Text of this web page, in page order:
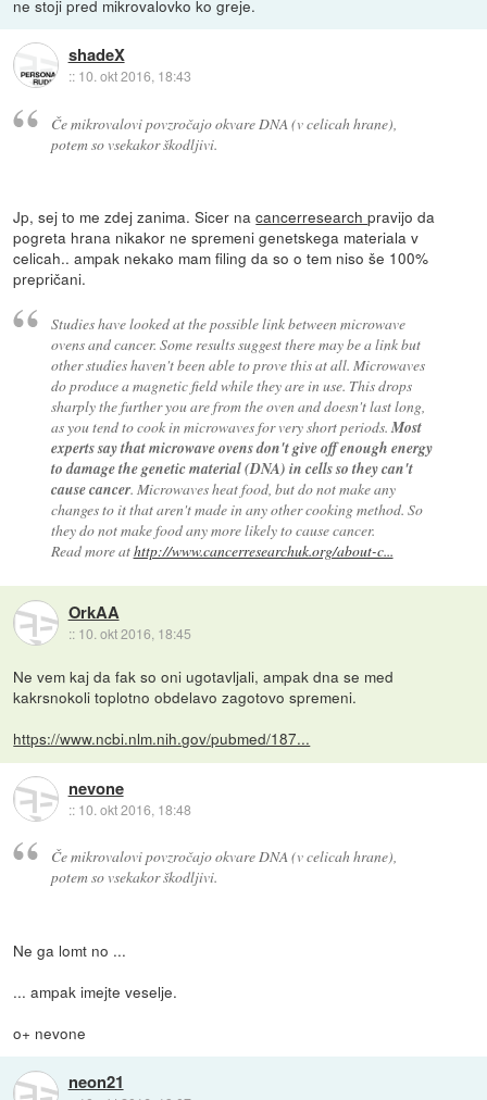
ne stoji pred mikrovalovko ko greje.
shadeX
:: 10. okt 2016, 18:43
Če mikrovalovi povzročajo okvare DNA (v celicah hrane),
potem so vsekakor škodljivi.
Jp, sej to me zdej zanima. Sicer nacancerresearchpravijo da
pogreta hrana nikakor ne spremeni genetskega materiala v
celicah.. ampak nekako mam filing da so o tem niso še 100%
prepričani.
Studies have looked at the possible link between microwave
ovens and cancer. Some results suggest there may be a link but
other studies haven't been able to prove this at all. Microwaves
do produce a magnetic field while they are in use. This drops
sharply the further you are from the oven and doesn't last long,
as you tend to cook in microwaves for very short periods.Most
experts say that microwave ovens don't give off enough energy
to damage the genetic material (DNA) in cells so they can't
cause cancer. Microwaves heat food, but do not make any
changes to it that aren't made in any other cooking method. So
they do not make food any more likely to cause cancer.
Read more athttp://www.cancerresearchuk.org/about-c...
OrkAA
:: 10. okt 2016, 18:45
Ne vem kaj da fak so oni ugotavljali, ampak dna se med
kakrsnokoli toplotno obdelavo zagotovo spremeni.
https://www.ncbi.nlm.nih.gov/pubmed/187...
nevone
:: 10. okt 2016, 18:48
Če mikrovalovi povzročajo okvare DNA (v celicah hrane),
potem so vsekakor škodljivi.
Ne ga lomt no ...
... ampak imejte veselje.
o+ nevone
neon21